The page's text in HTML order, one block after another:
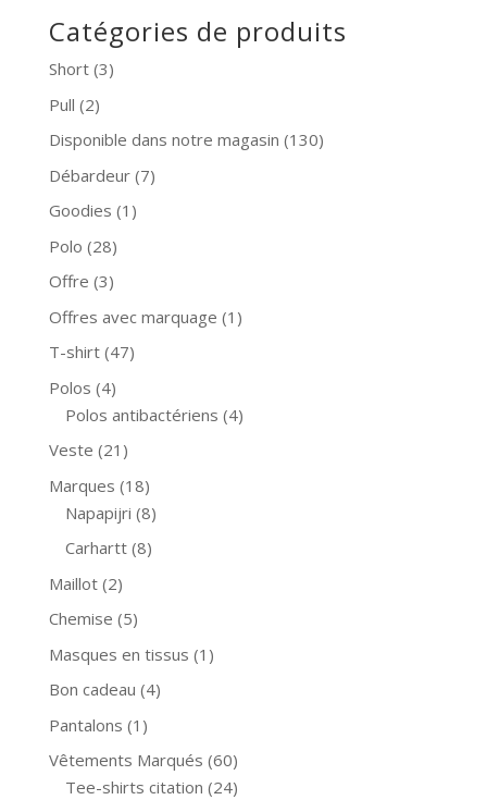
Catégories de produits
Short (3)
Pull (2)
Disponible dans notre magasin (130)
Débardeur (7)
Goodies (1)
Polo (28)
Offre (3)
Offres avec marquage (1)
T-shirt (47)
Polos (4)
Polos antibactériens (4)
Veste (21)
Marques (18)
Napapijri (8)
Carhartt (8)
Maillot (2)
Chemise (5)
Masques en tissus (1)
Bon cadeau (4)
Pantalons (1)
Vêtements Marqués (60)
Tee-shirts citation (24)